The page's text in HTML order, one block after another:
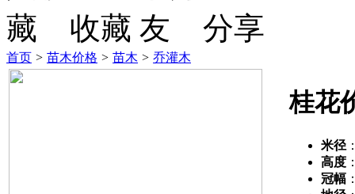
收藏 分享
首页 > 苗木价格 > 苗木 > 乔灌木
桂花
米径
高度
冠幅